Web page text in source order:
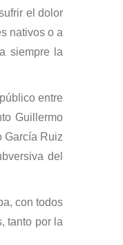
el dolor
nativos o a
siempre la
entre
Guillermo
García Ruiz
del
con todos
tanto por la